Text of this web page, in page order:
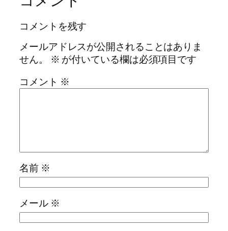
コメントを残す
メールアドレスが公開されることはありま
せん。
※ が付いている欄は必須項目です
コメント ※
名前 ※
メール ※